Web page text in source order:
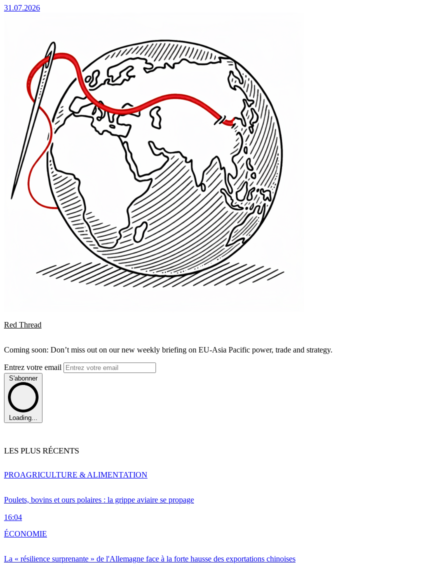
31.07.2026
Red Thread
Coming soon: Don’t miss out on our new weekly briefing on EU-Asia Pacific power, trade and strategy.
Entrez votre email
S'abonner
Loading...
LES PLUS RÉCENTS
Poulets, bovins et ours polaires : la grippe aviaire se propage
16:04
PROAGRICULTURE & ALIMENTATION
La « résilience surprenante » de l'Allemagne face à la forte hausse des exportations chinoises
ÉCONOMIE